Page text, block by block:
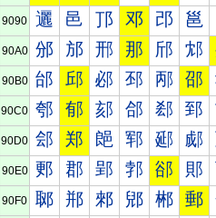
9090 邐 邑 邒 邓 邔 邕
90A0 邠 邡 邢 那 邤 邥
90B0 邰 邱 邲 邳 邴 邵
90C0 郀 郁 郂 郃 郄 郅
90D0 郐 郑 郒 郓 郔 郕
90E0 郠 郡 郢 郣 郤 郥
90F0 郰 郱 郲 郳 郴 郵